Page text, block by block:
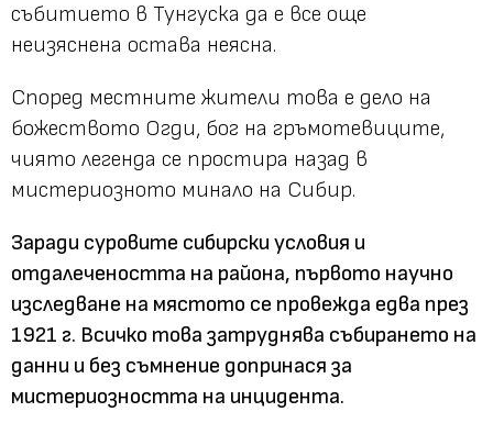
събитието в Тунгуска да е все още
неизяснена остава неясна.
Според местните жители това е дело на
божеството Огди, бог на гръмотевиците,
чиято легенда се простира назад в
мистериозното минало на Сибир.
Заради суровите сибирски условия и
отдалечеността на района, първото научно
изследване на мястото се провежда едва през
1921 г. Всичко това затруднява събирането на
данни и без съмнение допринася за
мистериозността на инцидента.